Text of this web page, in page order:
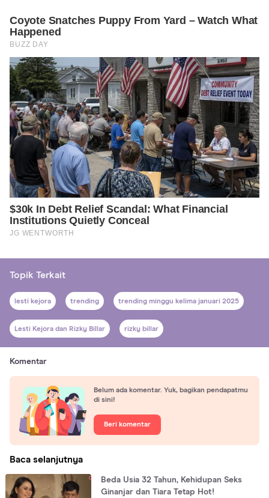
Topik Terkait
lesti kejora trending trending minggu kelima januari 2025
Lesti Kejora dan Rizky Billar rizky billar
Komentar
Belum ada komentar. Yuk, bagikan pendapatmu
di sini!
Beri komentar
Baca selanjutnya
Beda Usia 32 Tahun, Kehidupan Seks
Ginanjar dan Tiara Tetap Hot!